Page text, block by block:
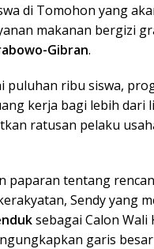
di Tomohon yang
makanan bergizi
Gibran.
puluhan ribu siswa,
kerja bagi lebih dari
ratusan pelaku
paparan tentang
Sendy yang
sebagai Calon Wali
garis